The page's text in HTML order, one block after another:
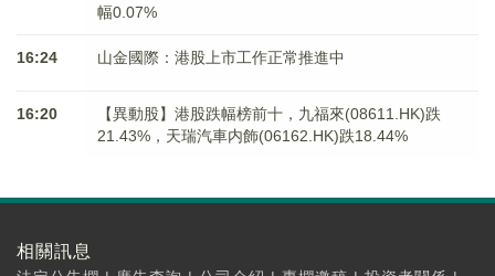
幅0.07%
16:24 山金國際：港股上市工作正常推進中
16:20
【異動股】港股跌幅榜前十，九福來(08611.HK)跌
21.43%，天瑞汽車内飾(06162.HK)跌18.44%
相關訊息